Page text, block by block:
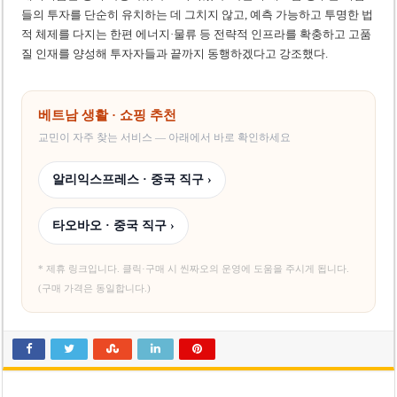
들의 투자를 단순히 유치하는 데 그치지 않고, 예측 가능하고 투명한 법
적 체제를 다지는 한편 에너지·물류 등 전략적 인프라를 확충하고 고품
질 인재를 양성해 투자자들과 끝까지 동행하겠다고 강조했다.
베트남 생활 · 쇼핑 추천
교민이 자주 찾는 서비스 — 아래에서 바로 확인하세요
알리익스프레스 · 중국 직구 ›
타오바오 · 중국 직구 ›
* 제휴 링크입니다. 클릭·구매 시 씬짜오의 운영에 도움을 주시게 됩니다.
(구매 가격은 동일합니다.)